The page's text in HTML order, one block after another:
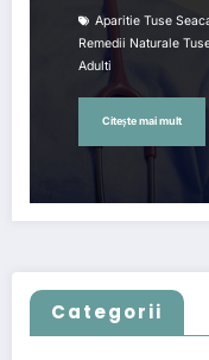
Aparitie Tuse
Remedii Naturale
Adulti
Citește mai mult
Categorii